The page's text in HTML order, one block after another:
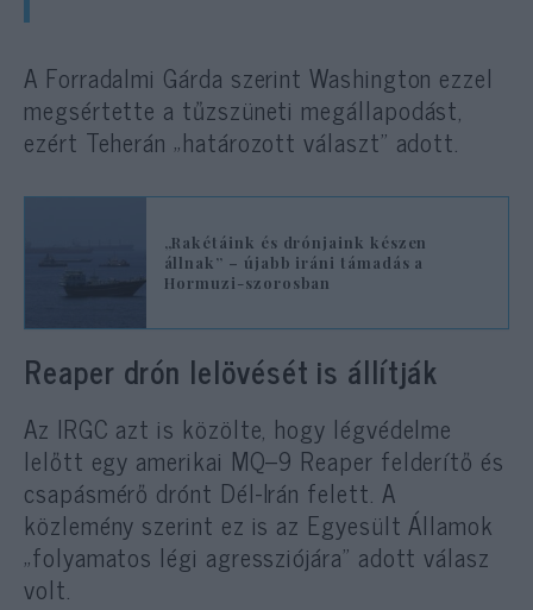
A Forradalmi Gárda szerint Washington ezzel
megsértette a tűzszüneti megállapodást,
ezért Teherán „határozott választ” adott.
„Rakétáink és drónjaink készen
állnak” – újabb iráni támadás a
Hormuzi-szorosban
Reaper drón lelövését is állítják
Az IRGC azt is közölte, hogy légvédelme
lelőtt egy amerikai MQ–9 Reaper felderítő és
csapásmérő drónt Dél-Irán felett. A
közlemény szerint ez is az Egyesült Államok
„folyamatos légi agressziójára” adott válasz
volt.